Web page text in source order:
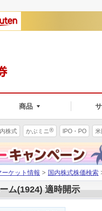
商品
株式 かぶミニ® IPO・PO
ーケット情報 > 国内株式株価検索
ム(1924) 適時開示